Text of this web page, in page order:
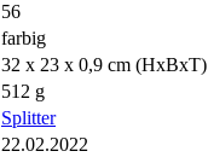
56
farbig
32 x 23 x 0,9 cm (HxBxT)
512 g
Splitter
22.02.2022